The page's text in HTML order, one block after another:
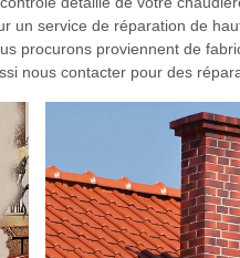
un service de réparation de
procurons proviennent de
nous contacter pour des